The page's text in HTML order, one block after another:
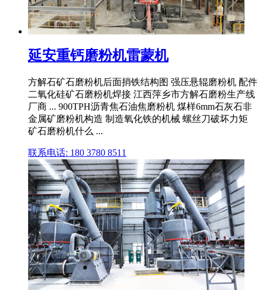
延安重钙磨粉机雷蒙机
方解石矿石磨粉机后面捎铁结构图 强压悬辊磨粉机 配件
二氧化硅矿石磨粉机焊接 江西萍乡市方解石磨粉生产线
厂商 ... 900TPH沥青焦石油焦磨粉机 煤样6mm石灰石非
金属矿磨粉机构造 制造氧化铁的机械 螺丝刀破坏力矩
矿石磨粉机什么 ...
联系电话: 180 3780 8511